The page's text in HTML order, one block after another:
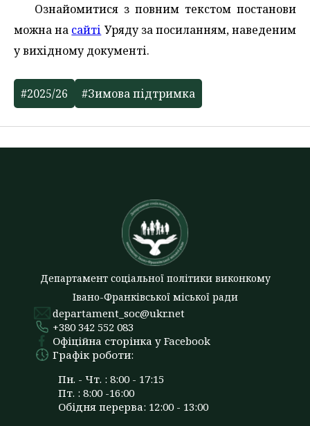
Ознайомитися з повним текстом постанови
можна на сайті Уряду за посиланням, наведеним
у вихідному документі.
#2025/26 #Зимова підтримка
Департамент соціальної політики виконкому
Івано-Франківської міської ради
departament_soc@ukr.net
+380 342 552 083
Офіційна сторінка у Facebook
Графік роботи:
Пн. - Чт. : 8:00 - 17:15
Пт. : 8:00 -16:00
Обідня перерва: 12:00 - 13:00